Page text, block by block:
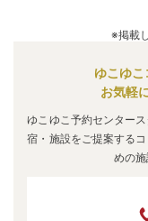
※掲載
ゆこゆ
お気軽
ゆこゆこ予約センター
宿・施設をご提案する
めの施